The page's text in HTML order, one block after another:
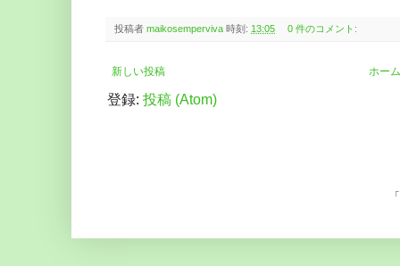
投稿者 maikosemperviva 時刻: 13:05 0 件のコメント:
新しい投稿 ホーム
登録: 投稿 (Atom)